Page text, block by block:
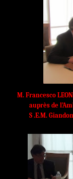
M. Francesco
auprès de
S .E.M.